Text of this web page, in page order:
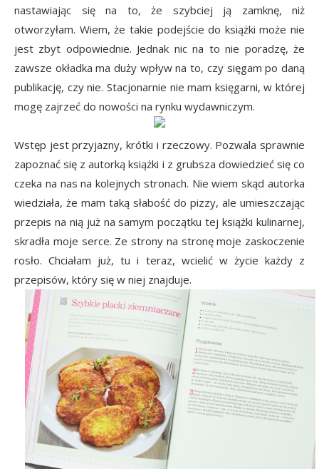
nastawiając się na to, że szybciej ją zamknę, niż
otworzyłam. Wiem, że takie podejście do książki może nie
jest zbyt odpowiednie. Jednak nic na to nie poradzę, że
zawsze okładka ma duży wpływ na to, czy sięgam po daną
publikację, czy nie. Stacjonarnie nie mam księgarni, w której
mogę zajrzeć do nowości na rynku wydawniczym.
Wstęp jest przyjazny, krótki i rzeczowy. Pozwala sprawnie
zapoznać się z autorką książki i z grubsza dowiedzieć się co
czeka na nas na kolejnych stronach. Nie wiem skąd autorka
wiedziała, że mam taką słabość do pizzy, ale umieszczając
przepis na nią już na samym początku tej książki kulinarnej,
skradła moje serce. Ze strony na stronę moje zaskoczenie
rosło. Chciałam już, tu i teraz, wcielić w życie każdy z
przepisów, który się w niej znajduje.